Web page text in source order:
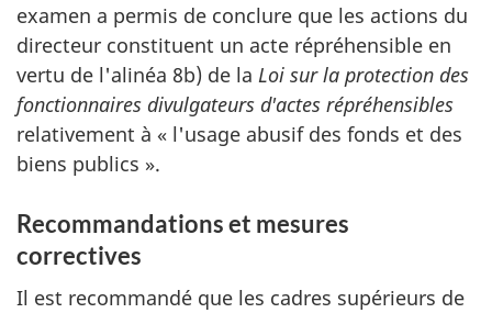
examen a permis de conclure que les actions du
directeur constituent un acte répréhensible en
vertu de l'alinéa 8b) de la Loi sur la protection des
fonctionnaires divulgateurs d'actes répréhensibles
relativement à « l'usage abusif des fonds et des
biens publics ».
Recommandations et mesures
correctives
Il est recommandé que les cadres supérieurs de